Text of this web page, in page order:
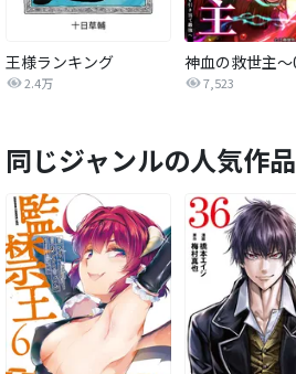
王様ランキング
2.4万 7,523
同じジャンルの人気作品